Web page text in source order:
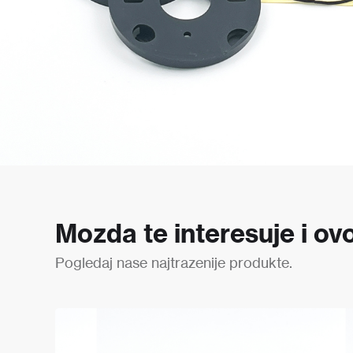
Mozda te interesuje i
Pogledaj nase najtrazenije produkte.